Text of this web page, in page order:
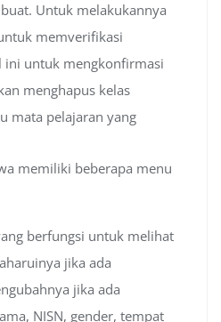
Untuk melakukannya
memverifikasi
ini untuk mengkonfirmasi
menghapus kelas
mata pelajaran yang
memiliki beberapa menu
berfungsi untuk melihat
jika ada
jika ada
NISN, gender, tempat